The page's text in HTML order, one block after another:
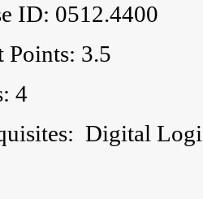
ID: 0512.4400
Points: 3.5
4
Digital